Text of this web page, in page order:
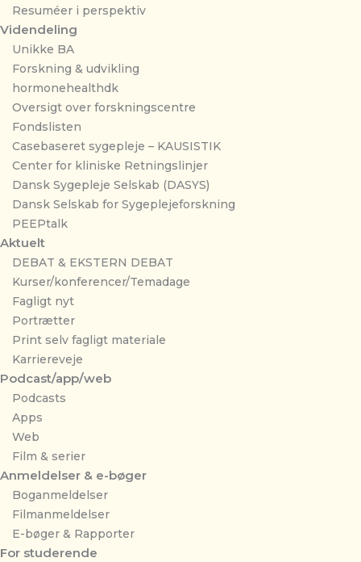
Resuméer i perspektiv
Videndeling
Unikke BA
Forskning & udvikling
hormonehealthdk
Oversigt over forskningscentre
Fondslisten
Casebaseret sygepleje – KAUSISTIK
Center for kliniske Retningslinjer
Dansk Sygepleje Selskab (DASYS)
Dansk Selskab for Sygeplejeforskning
PEEPtalk
Aktuelt
DEBAT & EKSTERN DEBAT
Kurser/konferencer/Temadage
Fagligt nyt
Portrætter
Print selv fagligt materiale
Karriereveje
Podcast/app/web
Podcasts
Apps
Web
Film & serier
Anmeldelser & e-bøger
Boganmeldelser
Filmanmeldelser
E-bøger & Rapporter
For studerende